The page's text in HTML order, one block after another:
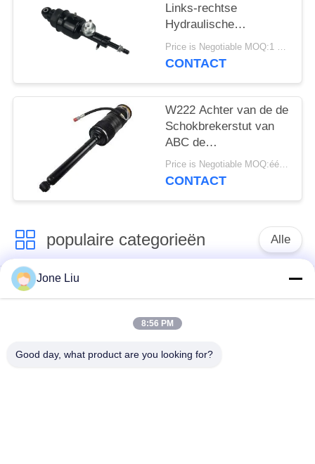
Links-rechtse
Hydraulische
Schokstut voor Infiniti
QX56 QX80 Z62
Price is Negotiable MOQ:1 PCs
CONTACT
W222 Achter van de de
Schokbrekerstut van
ABC de
Luchtopschorting
2223200713
Price is Negotiable MOQ:één pc/pcs
CONTACT
populaire categorieën Alle
De Schok van de
luchtopschorting
luchtopschorting
Benz de Delen
BMW-de Delen van
Jone Liu
8:56 PM
Good day, what product are you looking for?